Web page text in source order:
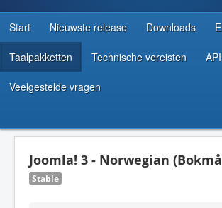
ONTWIKKELAARSBRONNEN
Start Nieuwste release Downloads
Taalpakketten Technische vereisten
Veelgestelde vragen
Joomla! 3 - Norwegian
Stable